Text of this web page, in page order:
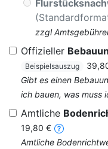
zzgl
Offizieller
Beispielsauszug
Gibt es einen
ich bauen, was muss
Amtliche
19,80 €
Amtliche